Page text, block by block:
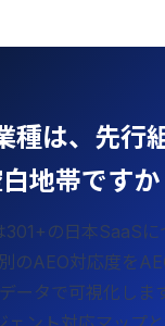
種は、先行
地帯ですか
301+の日本SaaSに
のAEO対応度を
ータで可視化しま